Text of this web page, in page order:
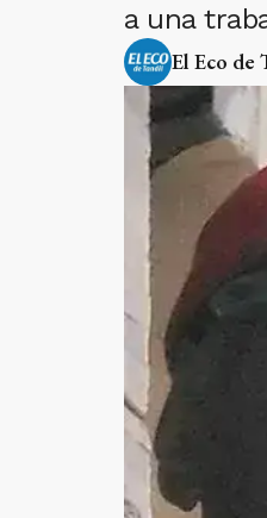
a una
El Eco de